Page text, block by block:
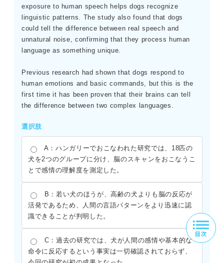
exposure to human speech helps dogs recognize
linguistic patterns. The study also found that dogs
could tell the difference between real speech and
unnatural noise, confirming that they process human
language as something unique.
Previous research had shown that dogs respond to
human emotions and basic commands, but this is the
first time it has been proven that their brains can tell
the difference between two complex languages.
選択肢
A：ハンガリーでおこなわれた研究では、18匹の
犬を2つのグループに分け、脳のスキャンをおこなうこ
とで感情の理解度を測定した。
B：若い犬のほうが、高齢の犬よりも脳の反応が
活発であるため、人間の言語パターンをより迅速に認
識できることが判明した。
C：過去の研究では、犬が人間の感情や基本的な
命令に反応するという事実は一切確認されておらず、